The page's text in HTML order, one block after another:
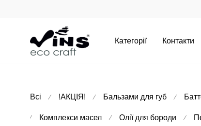
Категорії Контакти
Всі ⁄ !АКЦІЯ! ⁄ Бальзами для губ ⁄
⁄ Комплекси масел ⁄ Олії для бороди ⁄